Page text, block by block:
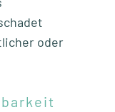
oder